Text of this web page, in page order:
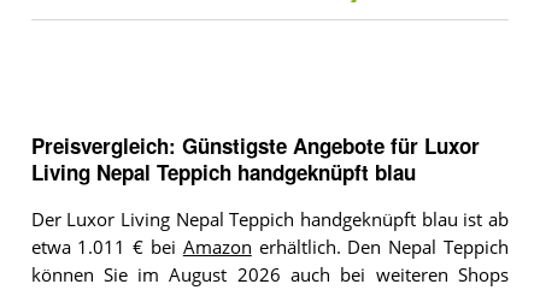
Preisvergleich: Günstigste Angebote für Luxor
Living Nepal Teppich handgeknüpft blau
Der Luxor Living Nepal Teppich handgeknüpft blau ist ab
etwa 1.011 € bei Amazon erhältlich. Den Nepal Teppich
können Sie im August 2026 auch bei weiteren Shops